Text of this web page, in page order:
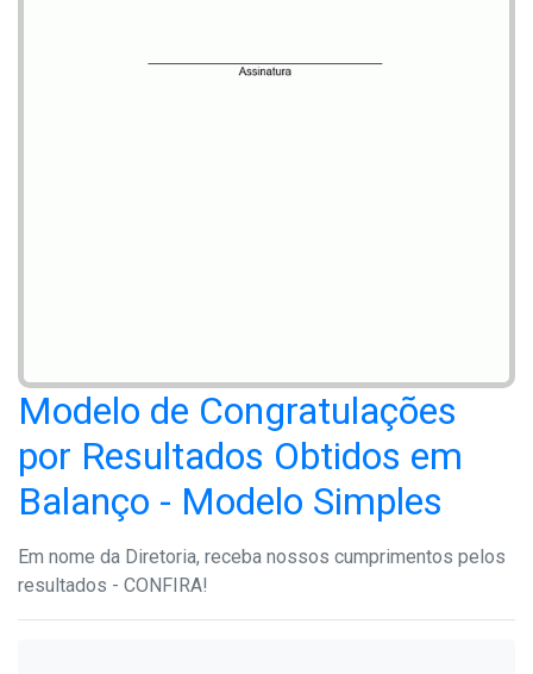
Modelo de Congratulações
por Resultados Obtidos em
Balanço - Modelo Simples
Em nome da Diretoria, receba nossos cumprimentos pelos
resultados - CONFIRA!